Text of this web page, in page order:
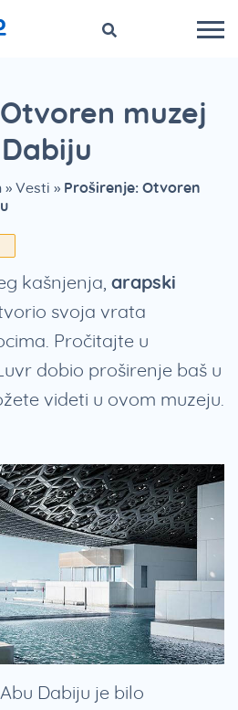
muzej
» Vesti » Proširenje: Otvoren
kašnjenja, arapski
svoja vrata
Pročitajte u
dobio proširenje baš u
videti u ovom muzeju.
Dabiju je bilo